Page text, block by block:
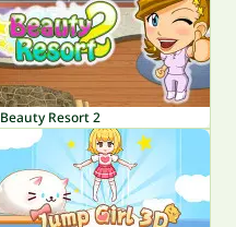
Beauty Resort 2